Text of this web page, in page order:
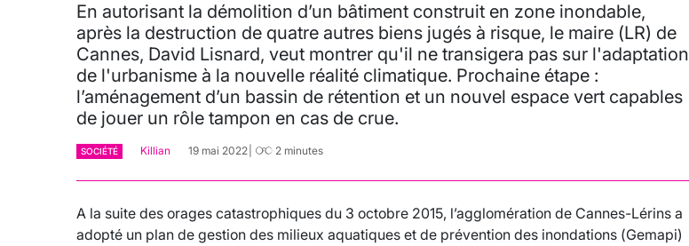
En autorisant la démolition d’un bâtiment construit en zone inondable,
après la destruction de quatre autres biens jugés à risque, le maire (LR) de
Cannes, David Lisnard, veut montrer qu'il ne transigera pas sur l'adaptation
de l'urbanisme à la nouvelle réalité climatique. Prochaine étape :
l’aménagement d’un bassin de rétention et un nouvel espace vert capables
de jouer un rôle tampon en cas de crue.
SOCIÉTÉ Killian 19 mai 2022 2 minutes
A la suite des orages catastrophiques du 3 octobre 2015, l’agglomération de Cannes-Lérins a
adopté un plan de gestion des milieux aquatiques et de prévention des inondations (Gemapi)